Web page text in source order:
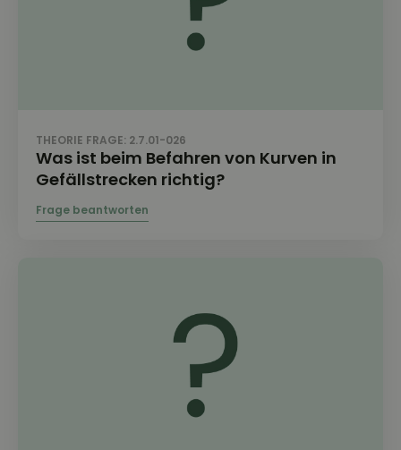
THEORIE FRAGE: 2.7.01-026
Was ist beim Befahren von Kurven in
Gefällstrecken richtig?